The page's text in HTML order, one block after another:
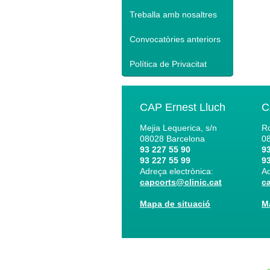
Treballa amb nosaltres
Convocatòries anteriors
Política de Privacitat
CAP Ernest Lluch
Mejia Lequerica, s/n
08028 Barcelona
93 227 55 90
93 227 55 99
Adreça electrònica:
capcorts@clinic.cat
Mapa de situació